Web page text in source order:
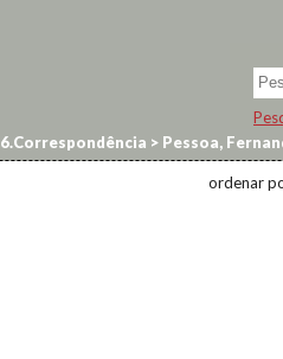
6.Correspondência > Pessoa,
ordenar